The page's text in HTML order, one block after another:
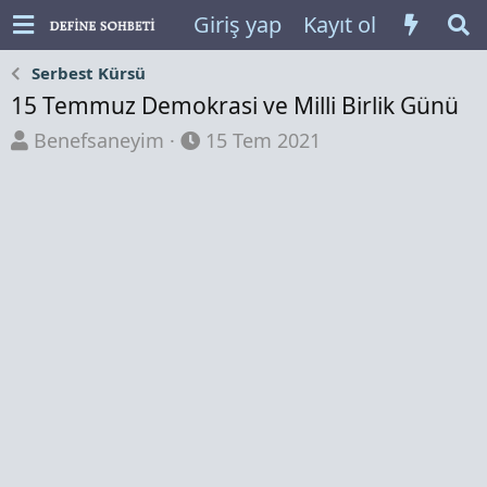
Giriş yap Kayıt ol
Serbest Kürsü
15 Temmuz Demokrasi ve Milli Birlik Günü
K
Benefsaneyim
B
15 Tem 2021